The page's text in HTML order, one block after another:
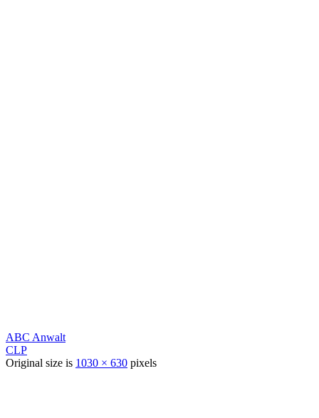
ABC Anwalt
CLP
Original size is 1030 × 630 pixels